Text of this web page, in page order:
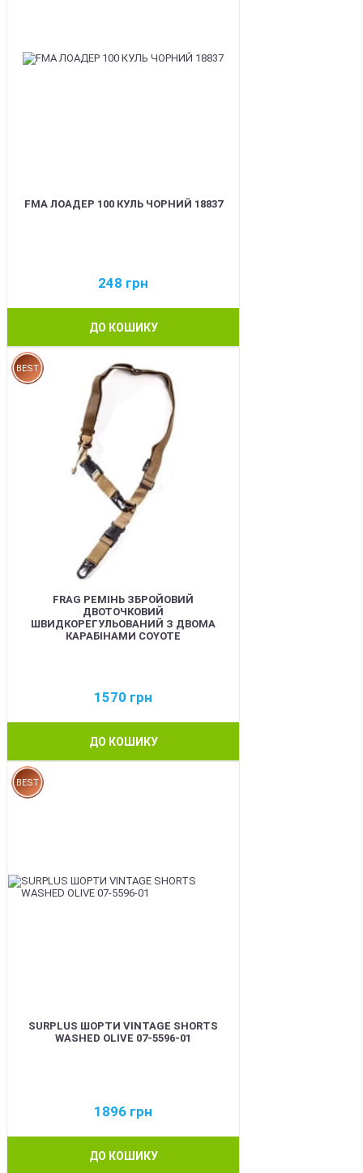
FMA ЛОАДЕР 100 КУЛЬ ЧОРНИЙ 18837
248 грн
ДО КОШИКУ
BEST
FRAG РЕМІНЬ ЗБРОЙОВИЙ
ДВОТОЧКОВИЙ
ШВИДКОРЕГУЛЬОВАНИЙ З ДВОМА
КАРАБІНАМИ COYOTE
1570 грн
ДО КОШИКУ
BEST
SURPLUS ШОРТИ VINTAGE SHORTS
WASHED OLIVE 07-5596-01
1896 грн
ДО КОШИКУ